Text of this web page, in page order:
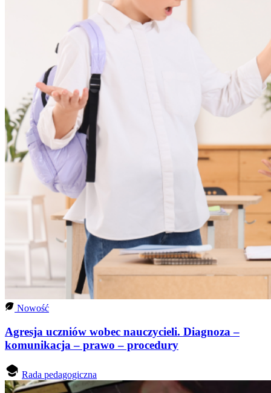
Nowość
Agresja uczniów wobec nauczycieli. Diagnoza –
komunikacja – prawo – procedury
Rada pedagogiczna